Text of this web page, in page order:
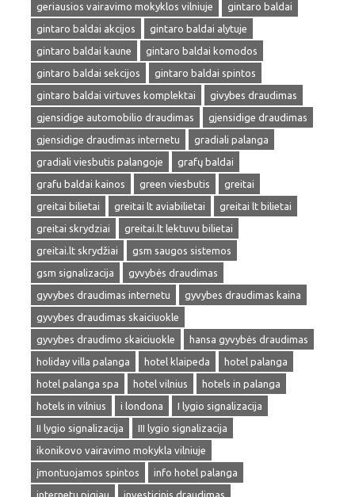
geriausios vairavimo mokyklos vilniuje
gintaro baldai
gintaro baldai akcijos
gintaro baldai alytuje
gintaro baldai kaune
gintaro baldai komodos
gintaro baldai sekcijos
gintaro baldai spintos
gintaro baldai virtuves komplektai
givybes draudimas
gjensidige automobilio draudimas
gjensidige draudimas
gjensidige draudimas internetu
gradiali palanga
gradiali viesbutis palangoje
grafų baldai
grafu baldai kainos
green viesbutis
greitai
greitai bilietai
greitai lt aviabilietai
greitai lt bilietai
greitai skrydziai
greitai.lt lektuvu bilietai
greitai.lt skrydžiai
gsm saugos sistemos
gsm signalizacija
gyvybės draudimas
gyvybes draudimas internetu
gyvybes draudimas kaina
gyvybes draudimas skaiciuokle
gyvybes draudimo skaiciuokle
hansa gyvybės draudimas
holiday villa palanga
hotel klaipeda
hotel palanga
hotel palanga spa
hotel vilnius
hotels in palanga
hotels in vilnius
i londona
I lygio signalizacija
II lygio signalizacija
III lygio signalizacija
ikonikovo vairavimo mokykla vilniuje
įmontuojamos spintos
info hotel palanga
internetu pigiau
investicinis draudimas